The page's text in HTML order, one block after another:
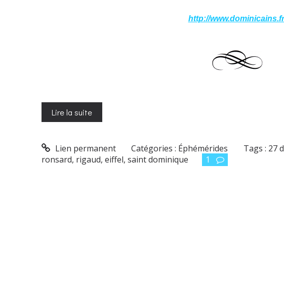
http://
Lire la suite
Lien permanent Catégories : Éphémérides Tags : 27
ronsard, rigaud, eiffel, saint dominique 1